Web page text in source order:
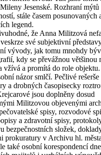
Jesenské. Rozhraní mýtů
stále časem posunovaných
legend.
že Anna Militzová
své subjektivní
vývody, jak tomu mnohdy
kdy se převážnou většinou
vžívá a promítá do role
názor smlčí. Pečlivé rešerše
a drobných časopisecky
jsou doplněny dosud
Militzovou objevenými
spisy, rozvodové
a zdravotní spisy,
bezpečnostních složek,
prokuratury v Archivu hl.
také osobní korespondencí